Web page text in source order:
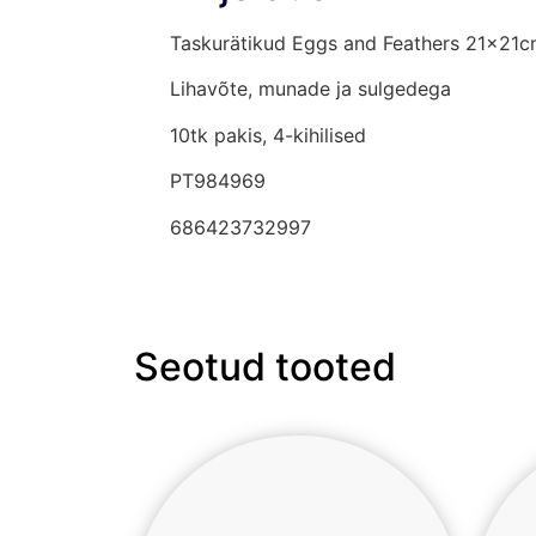
Taskurätikud Eggs and Feathers
Lihavõte, munade ja sulgedega
10tk pakis, 4-kihilised
PT984969
686423732997
Seotud tooted